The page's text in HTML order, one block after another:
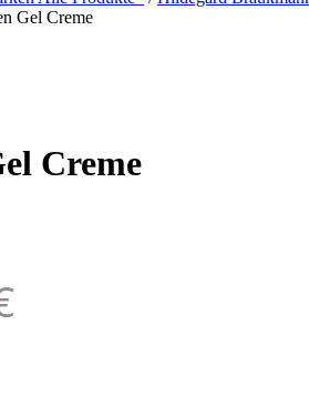
Gel Creme
Creme